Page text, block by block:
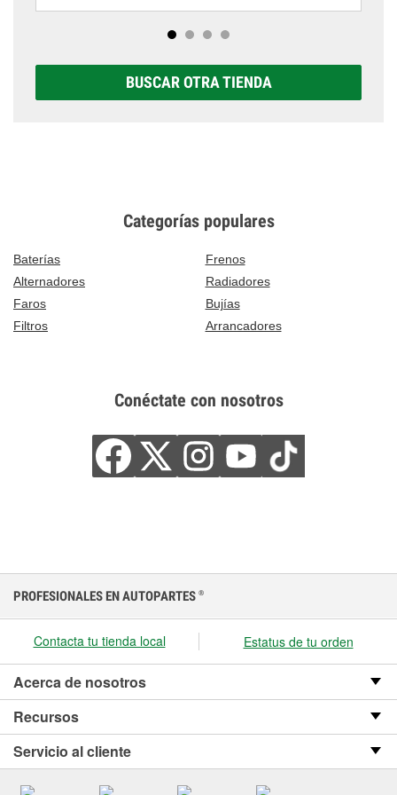
BUSCAR OTRA TIENDA
Categorías populares
Baterías
Frenos
Alternadores
Radiadores
Faros
Bujías
Filtros
Arrancadores
Conéctate con nosotros
PROFESIONALES EN AUTOPARTES ®
Contacta tu tienda local Estatus de tu orden
Acerca de nosotros
Recursos
Servicio al cliente